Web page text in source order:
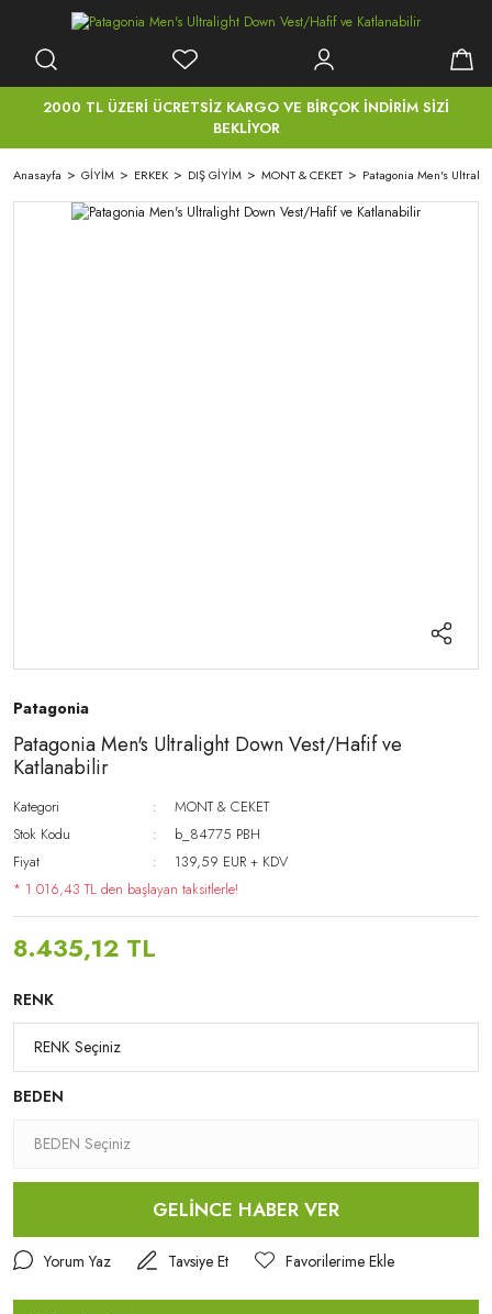
2000 TL ÜZERİ ÜCRETSİZ KARGO VE BİRÇOK İNDİRİM SİZİ
BEKLİYOR
Anasayfa GİYİM ERKEK DIŞ GİYİM MONT & CEKET Patagonia Men's
Patagonia
Patagonia Men's Ultralight Down Vest/Hafif ve
Katlanabilir
Kategori
MONT & CEKET
Stok Kodu
b_84775 PBH
Fiyat
139,59 EUR + KDV
* 1.016,43 TL den başlayan taksitlerle!
8.435,12 TL
RENK
BEDEN
GELİNCE HABER VER
Yorum Yaz Tavsiye Et